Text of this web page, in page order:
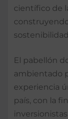
científico de
El pabellón
ambientado
experiencia
país, con la